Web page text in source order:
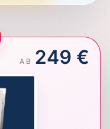
AB 249 €